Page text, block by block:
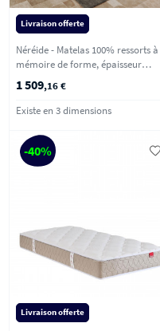
Livraison offerte
Néréide - Matelas 100% ressorts à
mémoire de forme, épaisseur
28cm, accueil moelleux - 140x190
cm
1 509,16 €
Existe en 3 dimensions
-40%
Livraison offerte